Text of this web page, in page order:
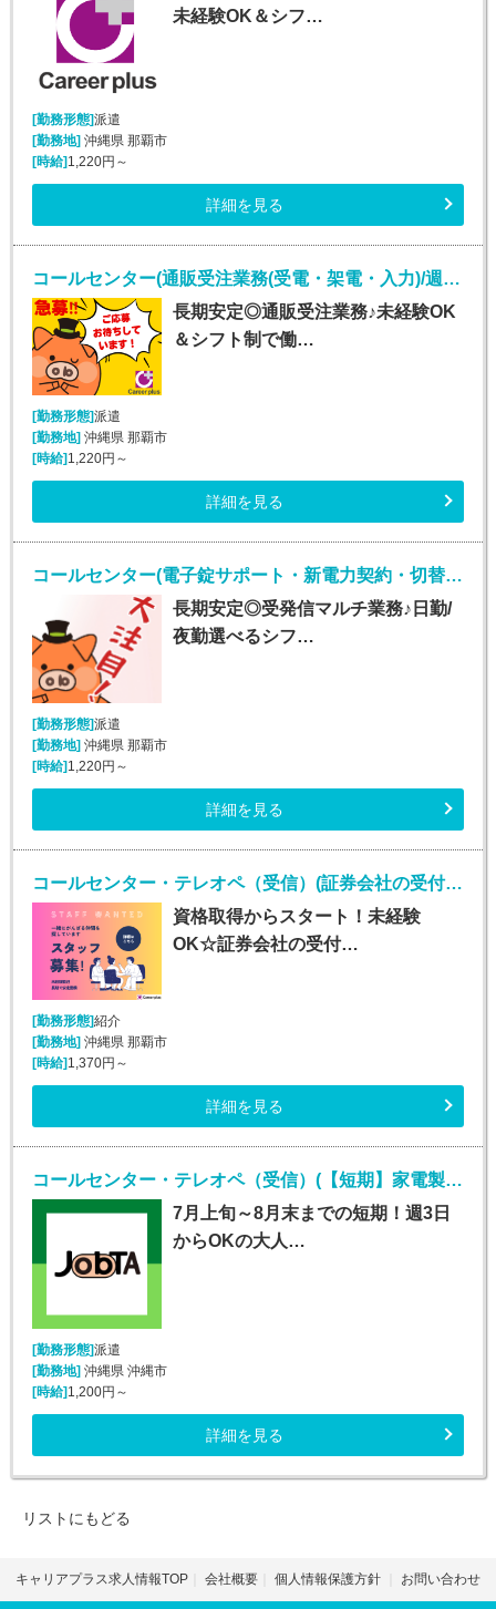
未経験OK＆シフ…
[勤務形態]派遣
[勤務地] 沖縄県 那覇市
[時給] 1,220円～
詳細を見る
コールセンター(通販受注業務(受電・架電・入力)/週5シフト制)
長期安定◎通販受注業務♪未経験OK
＆シフト制で働…
[勤務形態]派遣
[勤務地] 沖縄県 那覇市
[時給] 1,220円～
詳細を見る
コールセンター(電子錠サポート・新電力契約・切替事務業務/週5シフト制)
長期安定◎受発信マルチ業務♪日勤/
夜勤選べるシフ…
[勤務形態]派遣
[勤務地] 沖縄県 那覇市
[時給] 1,220円～
詳細を見る
コールセンター・テレオペ（受信）(証券会社の受付・事務スタッフ/6月9日入社)
資格取得からスタート！未経験
OK☆証券会社の受付…
[勤務形態]紹介
[勤務地]沖縄県 那覇市
[時給]1,370円～
詳細を見る
コールセンター・テレオペ（受信）(【短期】家電製品の訪問修理日程案内コールセンター受信)
7月上旬～8月末までの短期！週3日
からOKの大人…
[勤務形態]派遣
[勤務地]沖縄県 沖縄市
[時給]1,200円～
詳細を見る
リストにもどる
キャリアプラス求人情報TOP 会社概要 個人情報保護方針 お問い合わせ